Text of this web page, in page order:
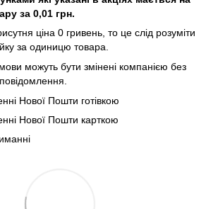
за 0,01 грн.
ціна 0 гривень, то це слід розуміти
за одиницю товара.
можуть бути змінені компанією без
Нової Пошти готівкою
Нової Пошти карткою